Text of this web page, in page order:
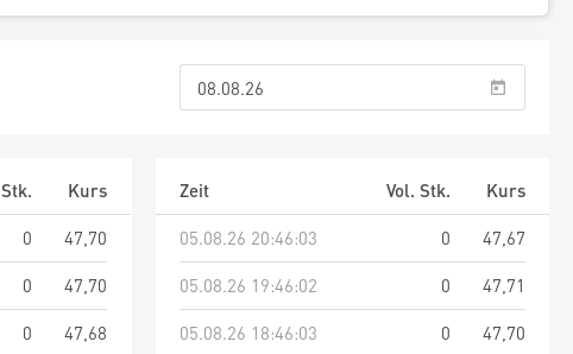
Kurs
0
47,70
0
47,70
0
47,68
Zeit Vol. Stk.
Kurs
05.08.26 20:46:03
0
47,67
05.08.26 19:46:02
0
47,71
05.08.26 18:46:03
0
47,70